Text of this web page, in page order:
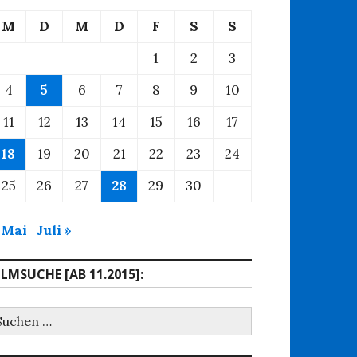
M D M D F S
S
1
2
3
4
5 6 7 8 9
10
11
12 13 14 15 16
17
18
19 20 21 22 23
24
25
26 27 28 29 30
Mai Juli »
[AB 11.2015]: